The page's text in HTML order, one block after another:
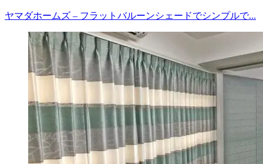
ヤマダホームズ – フラットバルーンシェードでシンプルで...